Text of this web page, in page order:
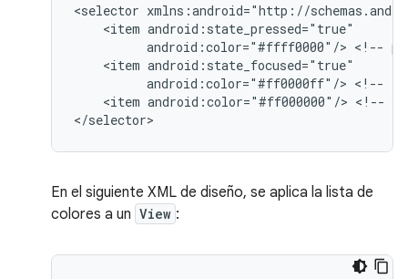
<selector
<item
android:color="#ffff0000"/> <!--
<item
android:color="#ff0000ff"/> <!--
<item android:color="#ff000000"/> <!--
</selector>
En el siguiente XML de diseño, se aplica la lista de
colores a un View :